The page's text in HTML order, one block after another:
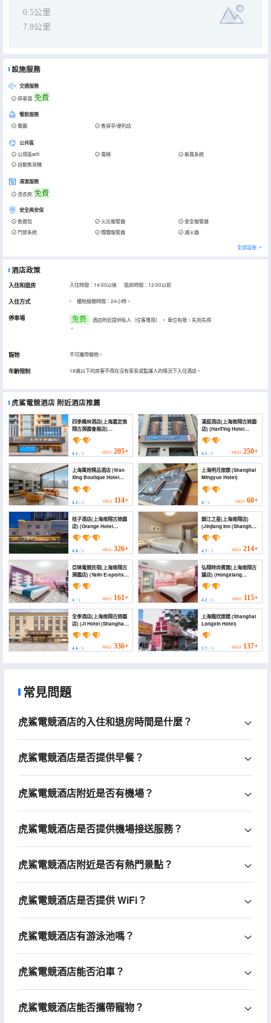
0.5公里
7.8公里
設施服務
交通服務
停車場 免費
餐飲服務
餐廳 售貨亭/便利店
公共區
公用區wifi 電梯
新風系統
自動售貨機
清潔服務
洗衣房 免費
安全與安保
急救包 火災報警器
安全報警器
門禁系統
煙霧報警器 滅火器
全部設施
酒店政策
入住和退房 入住時間：14:00以後 退房時間：12:00以前
入住方式 櫃枱服務時間：24小時。
停車場 免费 酒店附近提供私人（住客專用） 。 車位有限，先到先得
。
寵物 不可攜帶寵物。
年齡限制 18歲以下的房客不得在沒有家長或監護人的情況下入住酒店。
虎鯊電競酒店 附近酒店推薦
四季楓林酒店(上海嘉定南
翔古漪園會展店)
(Pudding Hotel
(Shanghai Jiading
Nanxiang Guxiyuan
Exhibition Store))
4.1 / 5 HKD 205+
漢庭酒店(上海南翔古猗園
店) (HanTing Hotel
(Shanghai Nanxiang
Guyi Garden))
4.5/ 5 HKD 250+
上海萬姓精品酒店 (Wan
Xing Boutique Hotel
4.2 / 5 HKD 114+
上海明月旅館 (Shanghai
Mingyue Hotel)
4/ 5 HKD 60+
桔子酒店(上海南翔古猗園
店) (Orange Hotel
(Shanghai Nanxiang
Ancient Liyuan
Branch))
4.8 / 5 HKD 326+
錦江之星(上海南翔店)
(Jinjiang Inn (Shanghai
Nanxiang))
4.7/ 5 HKD 214+
亞琳電競民宿(上海南翔古
漪園店) (Yalin E-sports
Hotel (Shanghai
Nanxiang Ancient
Liyuan Branch))
4 / 5 HKD 161+
弘翔時尚賓館(上海南翔古
鎮店) (Hongxiang
Fashion Hotel
(Shanghai Nanxiang
Ancient Town))
4.2/ 5 HKD 115+
全季酒店(上海南翔古猗園
店) (JI Hotel (Shanghai
Nanxiang Guyi
Garden))
4.6 / 5 HKD 336+
上海龍欣旅館 (Shanghai
Longxin Hotel)
2.7/ 5 HKD 137+
常見問題
虎鯊電競酒店的入住和退房時間是什麼？
虎鯊電競酒店是否提供早餐？
虎鯊電競酒店附近是否有機場？
虎鯊電競酒店是否提供機場接送服務？
虎鯊電競酒店附近是否有熱門景點？
虎鯊電競酒店是否提供 WiFi？
虎鯊電競酒店有游泳池嗎？
虎鯊電競酒店能否泊車？
虎鯊電競酒店能否攜帶寵物？